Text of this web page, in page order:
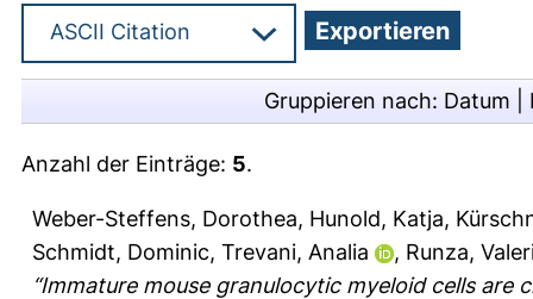
Gruppieren nach: Datum
Anzahl der Einträge: 5.
Weber-Steffens, Dorothea, Hunold, Katja,
Schmidt, Dominic, Trevani, Analia , Runza,
“Immature mouse granulocytic myeloid cells